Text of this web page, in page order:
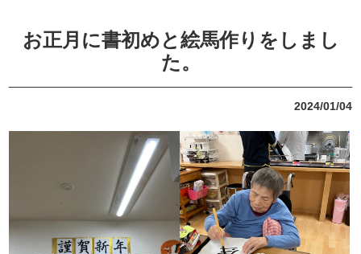
お正月に書初めと絵馬作りをしまし
た。
2024/01/04